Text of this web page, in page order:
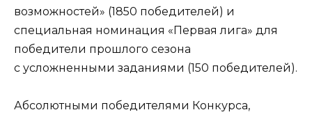
возможностей» (1850 победителей) и
специальная номинация «Первая лига» для
победители прошлого сезона
с усложненными заданиями (150 победителей).
Абсолютными победителями Конкурса,